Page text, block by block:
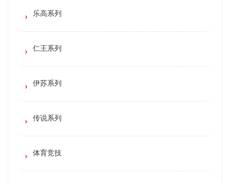
乐高系列
仁王系列
伊苏系列
传说系列
体育竞技